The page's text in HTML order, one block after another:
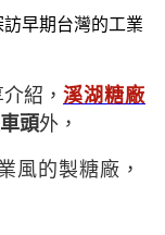
介紹 ， 溪湖糖廠
頭外，
風的製糖廠，